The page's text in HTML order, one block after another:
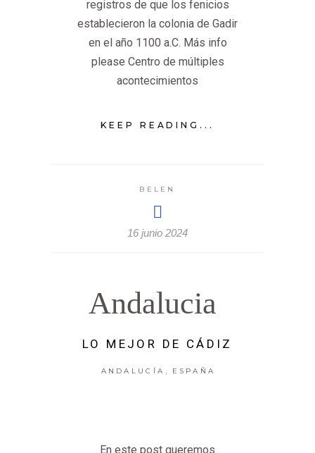
registros de que los fenicios
establecieron la colonia de Gadir
en el año 1100 a.C. Más info
please Centro de múltiples
acontecimientos
KEEP READING...
BELEN
16 junio 2024
Andalucia
LO MEJOR DE CÁDIZ
ANDALUCÍA , ESPAÑA
En este post queremos